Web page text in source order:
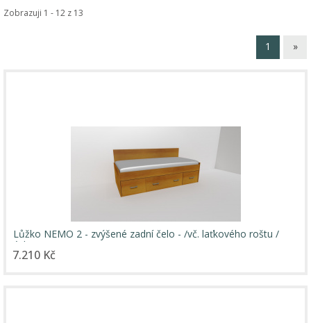
Zobrazuji 1 - 12 z 13
1 »
Lůžko NEMO 2 - zvýšené zadní čelo - /vč. laťkového roštu /
úchyty JONY
7.210 Kč